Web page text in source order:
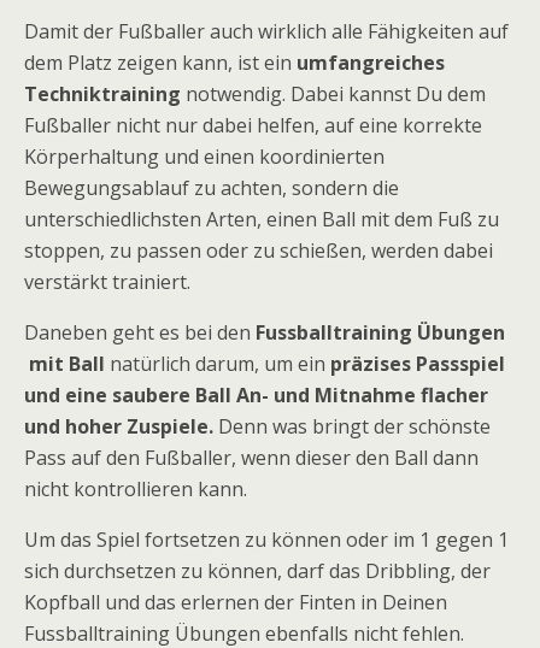
Damit der Fußballer auch wirklich alle Fähigkeiten auf
dem Platz zeigen kann, ist ein umfangreiches
Techniktraining notwendig. Dabei kannst Du dem
Fußballer nicht nur dabei helfen, auf eine korrekte
Körperhaltung und einen koordinierten
Bewegungsablauf zu achten, sondern die
unterschiedlichsten Arten, einen Ball mit dem Fuß zu
stoppen, zu passen oder zu schießen, werden dabei
verstärkt trainiert.
Daneben geht es bei den Fussballtraining Übungen
mit Ball natürlich darum, um ein präzises Passspiel
und eine saubere Ball An- und Mitnahme flacher
und hoher Zuspiele. Denn was bringt der schönste
Pass auf den Fußballer, wenn dieser den Ball dann
nicht kontrollieren kann.
Um das Spiel fortsetzen zu können oder im 1 gegen 1
sich durchsetzen zu können, darf das Dribbling, der
Kopfball und das erlernen der Finten in Deinen
Fussballtraining Übungen ebenfalls nicht fehlen.